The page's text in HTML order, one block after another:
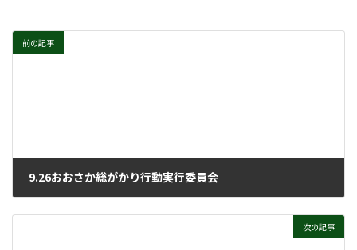
前の記事
9.26おおさか総がかり行動実行委員会
次の記事